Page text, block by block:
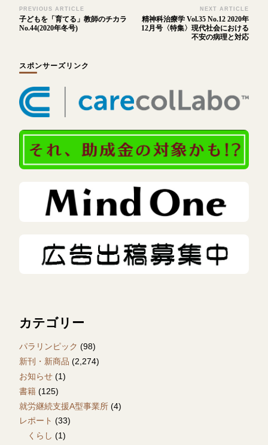
Post
Navigation
PREVIOUS ARTICLE
子どもを「育てる」教師のチカラ
No.44(2020年冬号)
NEXT ARTICLE
精神科治療学 Vol.35 No.12 2020年
12月号〈特集〉現代社会における
不安の病理と対応
スポンサーズリンク
カテゴリー
パラリンピック (98)
新刊・新商品 (2,274)
お知らせ (1)
書籍 (125)
就労継続支援A型事業所 (4)
レポート (33)
くらし (1)